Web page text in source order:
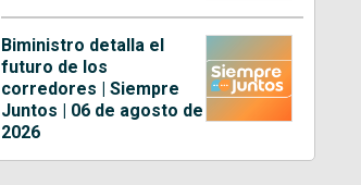
Biministro detalla el
futuro de los
corredores | Siempre
Juntos | 06 de agosto de
2026